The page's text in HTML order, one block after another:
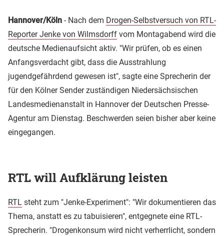
Hannover/Köln - Nach dem Drogen-Selbstversuch von RTL-
Reporter Jenke von Wilmsdorff vom Montagabend wird die
deutsche Medienaufsicht aktiv. "Wir prüfen, ob es einen
Anfangsverdacht gibt, dass die Ausstrahlung
jugendgefährdend gewesen ist", sagte eine Sprecherin der
für den Kölner Sender zuständigen Niedersächsischen
Landesmedienanstalt in Hannover der Deutschen Presse-
Agentur am Dienstag. Beschwerden seien bisher aber keine
eingegangen.
RTL will Aufklärung leisten
RTL steht zum "Jenke-Experiment": "Wir dokumentieren das
Thema, anstatt es zu tabuisieren", entgegnete eine RTL-
Sprecherin. "Drogenkonsum wird nicht verherrlicht, sondern